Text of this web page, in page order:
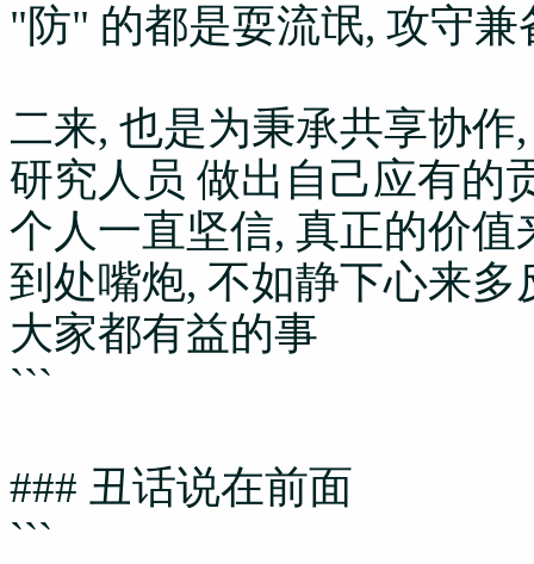
"防" 的都是耍流氓, 攻守
二来, 也是为秉承共享协
研究人员 做出自己应有的
个人一直坚信, 真正的价
到处嘴炮, 不如静下心来
大家都有益的事
```
### 丑话说在前面
```